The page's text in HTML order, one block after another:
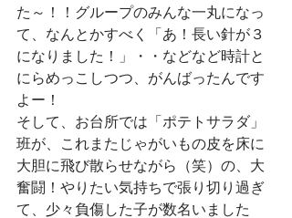
た～！！グループのみんな一丸になっ
て、なんとかすべく「あ！長い針が３
になりました！」・・などなど時計と
にらめっこしつつ、がんばったんです
よー！
そして、お台所では「ポテトサラダ」
班が、これまたじゃがいもの皮を床に
大胆に飛び散らせながら（笑）の、大
奮闘！やりたい気持ちで張り切り過ぎ
て、少々負傷した子が数名いました